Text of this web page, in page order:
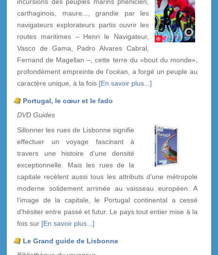
carthaginois, maure..., grandie par les
navigateurs explorateurs partis ouvrir les
routes maritimes – Henri le Navigateur,
Vasco de Gama, Padro Alvares Cabral,
Fernand de Magellan –, cette terre du «bout du monde»,
profondément empreinte de l'océan, a forgé un peuple au
caractère unique, à la fois [En savoir plus...]
Portugal, le cœur et le fado
DVD Guides
Sillonner les rues de Lisbonne signifie
effectuer un voyage fascinant à
travers une histoire d’une densité
exceptionnelle. Mais les rues de la
capitale recèlent aussi tous les attributs d’une métropole
moderne solidement arrimée au vaisseau européen. A
l’image de la capitale, le Portugal continental a cessé
d’hésiter entre passé et futur. Le pays tout entier mise à la
fois sur [En savoir plus...]
Le Grand guide de Lisbonne